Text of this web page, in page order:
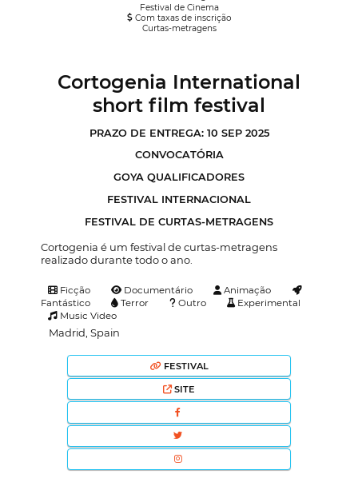
Festival de Cinema
Com taxas de inscrição
Curtas-metragens
Cortogenia International
short film festival
PRAZO DE ENTREGA: 10 SEP 2025
CONVOCATÓRIA
GOYA QUALIFICADORES
FESTIVAL INTERNACIONAL
FESTIVAL DE CURTAS-METRAGENS
Cortogenia é um festival de curtas-metragens
realizado durante todo o ano.
Ficção Documentário
Animação
Fantástico
Terror Outro
Experimental
Music Video
Madrid, Spain
FESTIVAL
SITE